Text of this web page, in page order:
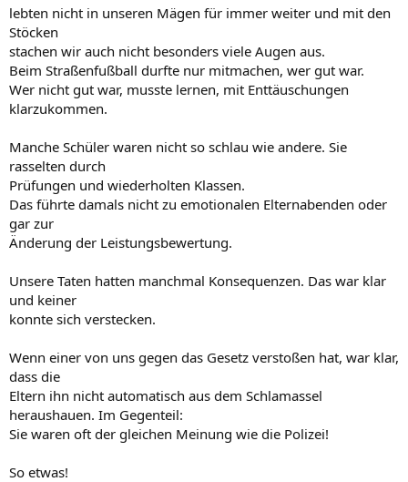
lebten nicht in unseren Mägen für immer weiter und mit den
Stöcken
stachen wir auch nicht besonders viele Augen aus.
Beim Straßenfußball durfte nur mitmachen, wer gut war.
Wer nicht gut war, musste lernen, mit Enttäuschungen
klarzukommen.
Manche Schüler waren nicht so schlau wie andere. Sie
rasselten durch
Prüfungen und wiederholten Klassen.
Das führte damals nicht zu emotionalen Elternabenden oder
gar zur
Änderung der Leistungsbewertung.
Unsere Taten hatten manchmal Konsequenzen. Das war klar
und keiner
konnte sich verstecken.
Wenn einer von uns gegen das Gesetz verstoßen hat, war klar,
dass die
Eltern ihn nicht automatisch aus dem Schlamassel
heraushauen. Im Gegenteil:
Sie waren oft der gleichen Meinung wie die Polizei!
So etwas!